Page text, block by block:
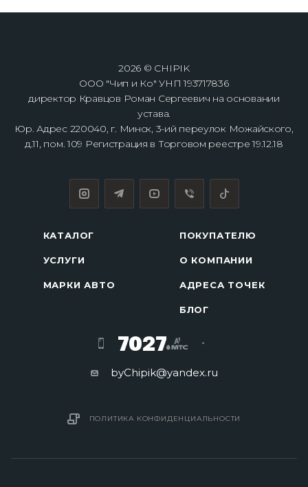
2026 © CHIPIK
ООО "Чип и Ко" УНП 193717836
директор Кравцов Роман Сергеевич на основании
устава.
Юр. Адрес 220040, г. Минск, 3-ий переулок Можайского,
д.11, пом. 109 Регистрация в Торговом реестре 19.12.18
КАТАЛОГ
УСЛУГИ
МАРКИ АВТО
ПОКУПАТЕЛЮ
О КОМПАНИИ
АДРЕСА ТОЧЕК
БЛОГ
7027
byChipik@yandex.ru
ПОЛИТИКА КОНФИДЕНЦИАЛЬНОСТИ